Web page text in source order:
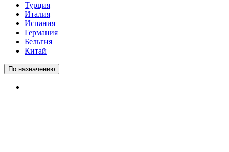
Турция
Италия
Испания
Германия
Бельгия
Китай
По назначению